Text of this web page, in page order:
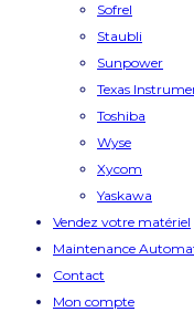
Sofrel
Staubli
Sunpower
Texas
Toshiba
Wyse
Xycom
Yaskawa
Vendez votre matériel
Maintenance
Contact
Mon compte